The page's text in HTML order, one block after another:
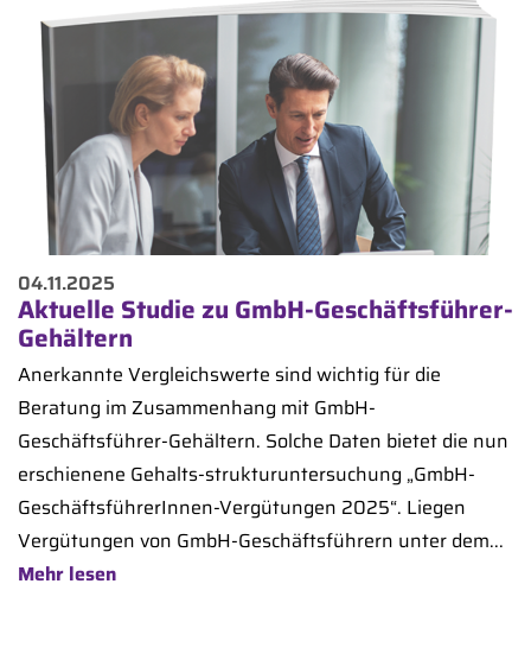
04.11.2025
Aktuelle Studie zu GmbH-Geschäftsführer-
Gehältern
Anerkannte Vergleichswerte sind wichtig für die
Beratung im Zusammenhang mit GmbH-
Geschäftsführer-Gehältern. Solche Daten bietet die nun
erschienene Gehalts-strukturuntersuchung „GmbH-
GeschäftsführerInnen-Vergütungen 2025“. Liegen
Vergütungen von GmbH-Geschäftsführern unter dem...
Mehr lesen